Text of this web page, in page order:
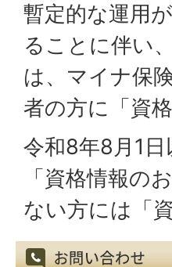
暫定的な運用
ることに伴い
は、マイナ保
者の方に「資
令和8年8月1
「資格情報の
ない方には「